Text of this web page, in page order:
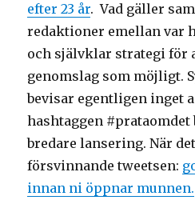
efter 23 år. Vad gäller
redaktioner emellan var
och självklar strategi för
genomslag som möjligt.
bevisar egentligen inget
hashtaggen #prataomdet
bredare lansering. När
försvinnande tweetsen:
innan ni öppnar munnen.